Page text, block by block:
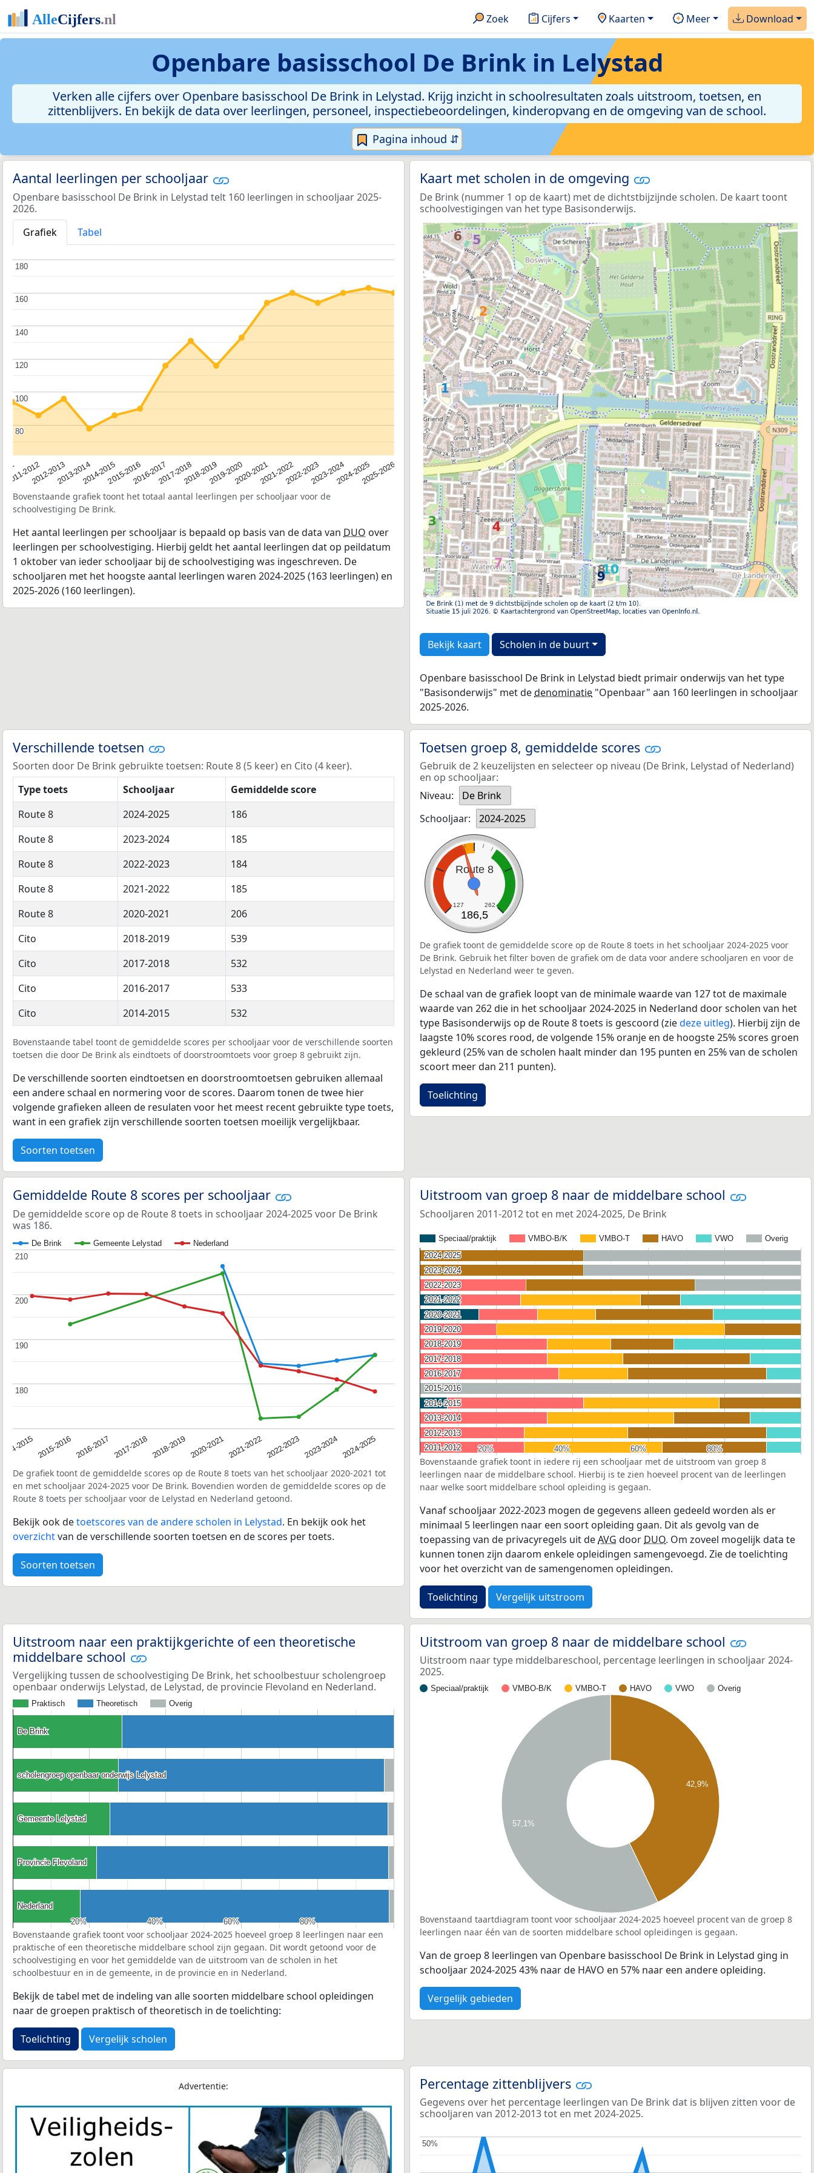
Zoek Cijfers Kaarten Meer Download
Openbare basisschool De Brink in Lelystad
Verken alle cijfers over Openbare basisschool De Brink in Lelystad. Krijg inzicht in schoolresultaten zoals uitstroom, toetsen, en
zittenblijvers. En bekijk de data over leerlingen, personeel, inspectiebeoordelingen, kinderopvang en de omgeving van de school.
Pagina inhoud ⇵
Aantal leerlingen per schooljaar
Openbare basisschool De Brink in Lelystad telt 160 leerlingen in schooljaar 2025-
2026.
Grafiek
Tabel
2011-20122012-20132013-20142014-20152015-20162016-20172017-20182018-20192019-20202020-20212021-20222022-20232023-20242024-20252025-2026
80
80
100
100
120
120
140
140
160
160
180
180
Bovenstaande grafiek toont het totaal aantal leerlingen per schooljaar voor de
schoolvestiging De Brink.
Het aantal leerlingen per schooljaar is bepaald op basis van de data van DUO over
leerlingen per schoolvestiging. Hierbij geldt het aantal leerlingen dat op peildatum
1 oktober van ieder schooljaar bij de schoolvestiging was ingeschreven. De
schooljaren met het hoogste aantal leerlingen waren 2024-2025 (163 leerlingen) en
2025-2026 (160 leerlingen).
Kaart met scholen in de omgeving
De Brink (nummer 1 op de kaart) met de dichtstbijzijnde scholen. De kaart toont
schoolvestigingen van het type Basisonderwijs.
Bekijk kaart Scholen in de buurt
Openbare basisschool De Brink in Lelystad biedt primair onderwijs van het type
"Basisonderwijs" met dedenominatie "Openbaar" aan 160 leerlingen in schooljaar
2025-2026.
Verschillende toetsen
Soorten door De Brink gebruikte toetsen: Route 8 (5 keer) en Cito (4 keer).
Type toets
Schooljaar
Gemiddelde score
Route 8
2024-2025
186
Route 8
2023-2024
185
Route 8
2022-2023
184
Route 8
2021-2022
185
Route 8
2020-2021
206
Cito
2018-2019
539
Cito
2017-2018
532
Cito
2016-2017
533
Cito
2014-2015 532
Bovenstaande tabel toont de gemiddelde scores per schooljaar voor de verschillende soorten
toetsen die door De Brink als eindtoets of doorstroomtoets voor groep 8 gebruikt zijn.
De verschillende soorten eindtoetsen en doorstroomtoetsen gebruiken allemaal
een andere schaal en normering voor de scores. Daarom tonen de twee hier
volgende grafieken alleen de resulaten voor het meest recent gebruikte type toets,
want in een grafiek zijn verschillende soorten toetsen moeilijk vergelijkbaar.
Soorten toetsen
Toetsen groep 8, gemiddelde scores
Gebruik de 2 keuzelijsten en selecteer op niveau (De Brink, Lelystad of Nederland)
en op schooljaar:
Niveau:
De Brink
Schooljaar:
2024-2025
Route 8
127 262
186,5
De grafiek toont de gemiddelde score op de Route 8 toets in het schooljaar 2024-2025 voor
De Brink. Gebruik het filter boven de grafiek om de data voor andere schooljaren en voor de
Lelystad en Nederland weer te geven.
De schaal van de grafiek loopt van de minimale waarde van 127 tot de maximale
waarde van 262 die in het schooljaar 2024-2025 in Nederland door scholen van het
type Basisonderwijs op de Route 8 toets is gescoord (ziedeze uitleg). Hierbij zijn de
laagste 10% scores rood, de volgende 15% oranje en de hoogste 25% scores groen
gekleurd (25% van de scholen haalt minder dan 195 punten en 25% van de scholen
scoort meer dan 211 punten).
Toelichting
Gemiddelde Route 8 scores per schooljaar
De gemiddelde score op de Route 8 toets in schooljaar 2024-2025 voor De Brink
was 186.
De Brink Gemeente Lelystad Nederland
2015 2015-2016 2016-2017 2017-2018 2018-2019 2020-20212021-20222022-2023 2023-2024 2024-2025
180
180
190
190
200
200
210
210
De grafiek toont de gemiddelde scores op de Route 8 toets van het schooljaar 2020-2021 tot
en met schooljaar 2024-2025 voor De Brink. Bovendien worden de gemiddelde scores op de
Route 8 toets per schooljaar voor de Lelystad en Nederland getoond.
Bekijk ook detoetscores van de andere scholen in Lelystad. En bekijk ook het
overzichtvan de verschillende soorten toetsen en de scores per toets.
Soorten toetsen
Uitstroom van groep 8 naar de middelbare school
Schooljaren 2011-2012 tot en met 2024-2025, De Brink
Speciaal/praktijk VMBO-B/K VMBO-T HAVO VWO Overig
20%
20% 40%
40% 60%
60% 80%
80%
2024-2025
2024-2025
2023-2024
2023-2024
2022-2023
2022-2023
2021-2022
2021-2022
2020-2021
2020-2021
2019-2020
2019-2020
2018-2019
2018-2019
2017-2018
2017-2018
2016-2017
2016-2017
2015-2016
2015-2016
2014-2015
2014-2015
2013-2014
2013-2014
2012-2013
2012-2013
2011-2012
2011-2012
Bovenstaande grafiek toont in iedere rij een schooljaar met de uitstroom van groep 8
leerlingen naar de middelbare school. Hierbij is te zien hoeveel procent van de leerlingen
naar welke soort middelbare school opleiding is gegaan.
Vanaf schooljaar 2022-2023 mogen de gegevens alleen gedeeld worden als er
minimaal 5 leerlingen naar een soort opleiding gaan. Dit als gevolg van de
toepassing van de privacyregels uit deAVG door DUO. Om zoveel mogelijk data te
kunnen tonen zijn daarom enkele opleidingen samengevoegd. Zie de toelichting
voor het overzicht van de samengenomen opleidingen.
Toelichting Vergelijk uitstroom
Uitstroom naar een praktijkgerichte of een theoretische
middelbare school
Vergelijking tussen de schoolvestiging De Brink, het schoolbestuur scholengroep
openbaar onderwijs Lelystad, de Lelystad, de provincie Flevoland en Nederland.
Praktisch Theoretisch Overig
20%
20% 40%
40% 60%
60% 80%
80%
De Brink
De Brink
scholengroep openbaar onderwijs Lelystad
scholengroep openbaar onderwijs Lelystad
Gemeente Lelystad
Gemeente Lelystad
Provincie Flevoland
Provincie Flevoland
Nederland
Nederland
Bovenstaande grafiek toont voor schooljaar 2024-2025 hoeveel groep 8 leerlingen naar een
praktische of een theoretische middelbare school zijn gegaan. Dit wordt getoond voor de
schoolvestiging en voor het gemiddelde van de uitstroom van de scholen in het
schoolbestuur en in de gemeente, in de provincie en in Nederland.
Bekijk de tabel met de indeling van alle soorten middelbare school opleidingen
naar de groepen praktisch of theoretisch in de toelichting:
Toelichting Vergelijk scholen
Uitstroom van groep 8 naar de middelbare school
Uitstroom naar type middelbareschool, percentage leerlingen in schooljaar 2024-
2025.
Speciaal/praktijk VMBO-B/K VMBO-T HAVO VWO Overig
42,9%
57,1%
Bovenstaand taartdiagram toont voor schooljaar 2024-2025 hoeveel procent van de groep 8
leerlingen naar één van de soorten middelbare school opleidingen is gegaan.
Van de groep 8 leerlingen van Openbare basisschool De Brink in Lelystad ging in
schooljaar 2024-2025 43% naar de HAVO en 57% naar een andere opleiding.
Vergelijk gebieden
Advertentie: Percentage zittenblijvers
Gegevens over het percentage leerlingen van De Brink dat is blijven zitten voor de
schooljaren van 2012-2013 tot en met 2024-2025.
50%
50%